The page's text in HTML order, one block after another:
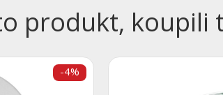
produkt, koupili
-4%